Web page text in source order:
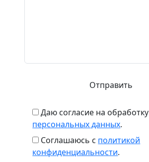
Даю согласие на обработку
персональных данных.
Соглашаюсь с политикой
конфиденциальности.